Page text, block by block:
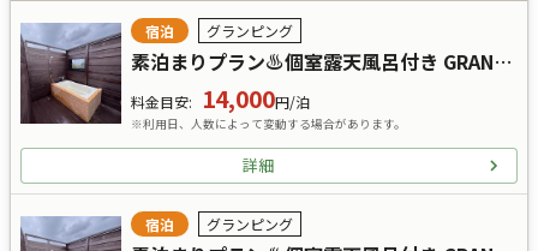
宿泊 グランピング
素泊まりプラン♨︎個室露天風呂付き GRAND HILLS 富士
料金目安: 14,000円/泊
※利用日、人数によって変動する場合があります。
詳細
宿泊 グランピング